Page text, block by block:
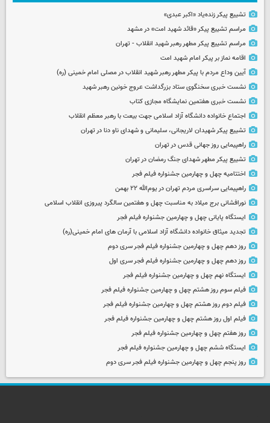
تشییع پیکر زنده‌یاد «اکبر عبدی»
مراسم تشییع پیکر «قائد شهید امت» در مشهد
مراسم تشییع پیکر مطهر رهبر شهید انقلاب - تهران
اقامه نماز بر پیکر امام شهید امت
آیین وداع مردم با پیکر مطهر رهبر شهید انقلاب در مصلی امام خمینی (ره)
نشست خبری سخنگوی ستاد بزرگداشت عروج خونین رهبر شهید
نشست خبری هفتمین نمایشگاه مجازی کتاب
اجتماع خانواده دانشگاه آزاد اسلامی جهت بیعت با رهبر معظم انقلاب
تشییع پیکر شهیدان لاریجانی، سلیمانی و شهدای ناو دنا در تهران
راهپیمایی روز جهانی قدس در تهران
تشییع پیکر مطهر شهدای جنگ رمضان در تهران
اختتامیه چهل و چهارمین جشنواره فیلم فجر
راهپیمایی سراسری مردم تهران در یوم‌الله ۲۲ بهمن
نورافشانی برج میلاد به مناسبت چهل‌ و هفتمین سالگرد پیروزی انقلاب اسلامی
ایستگاه پایانی چهل و چهارمین جشنواره فیلم فجر
تجدید میثاق خانواده دانشگاه آزاد اسلامی با آرمان های امام خمینی(ره)
روز دهم چهل و چهارمین جشنواره فیلم فجر سری دوم
روز دهم چهل و چهارمین جشنواره فیلم فجر سری اول
ایستگاه نهم چهل و چهارمین جشنواره فیلم فجر
فیلم سوم روز هشتم چهل و چهارمین جشنواره فیلم فجر
فیلم دوم روز هشتم چهل و چهارمین جشنواره فیلم فجر
فیلم اول روز هشتم چهل و چهارمین جشنواره فیلم فجر
روز هفتم چهل و چهارمین جشنواره فیلم فجر
ایستگاه ششم چهل و چهارمین جشنواره فیلم فجر
روز پنجم چهل و چهارمین جشنواره فیلم فجر سری دوم